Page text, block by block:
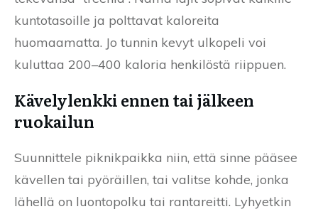
kuntotasoille ja polttavat kaloreita
huomaamatta. Jo tunnin kevyt ulkopeli voi
kuluttaa 200–400 kaloria henkilöstä riippuen.
Kävelylenkki ennen tai jälkeen
ruokailun
Suunnittele piknikpaikka niin, että sinne pääsee
kävellen tai pyöräillen, tai valitse kohde, jonka
lähellä on luontopolku tai rantareitti. Lyhyetkin